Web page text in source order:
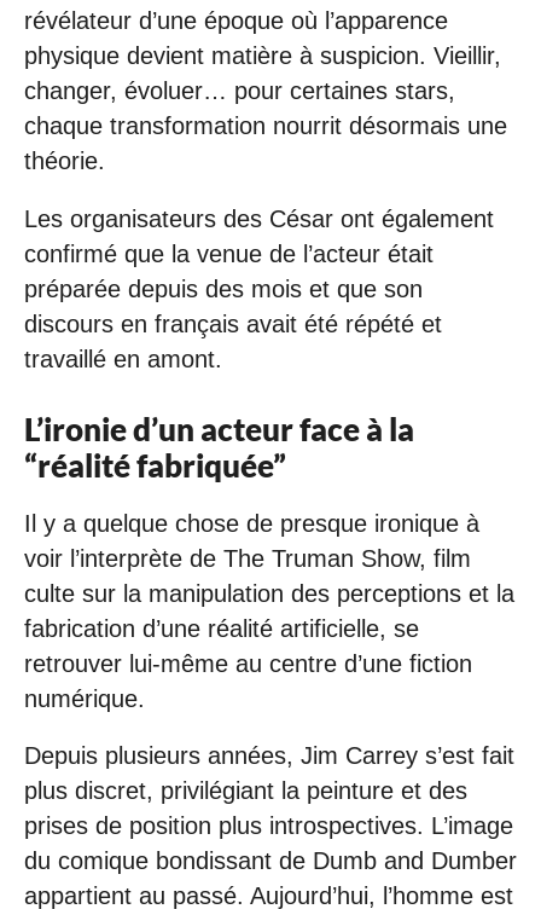
révélateur d’une époque où l’apparence
physique devient matière à suspicion. Vieillir,
changer, évoluer… pour certaines stars,
chaque transformation nourrit désormais une
théorie.
Les organisateurs des César ont également
confirmé que la venue de l’acteur était
préparée depuis des mois et que son
discours en français avait été répété et
travaillé en amont.
L’ironie d’un acteur face à la
“réalité fabriquée”
Il y a quelque chose de presque ironique à
voir l’interprète de The Truman Show, film
culte sur la manipulation des perceptions et la
fabrication d’une réalité artificielle, se
retrouver lui-même au centre d’une fiction
numérique.
Depuis plusieurs années, Jim Carrey s’est fait
plus discret, privilégiant la peinture et des
prises de position plus introspectives. L’image
du comique bondissant de Dumb and Dumber
appartient au passé. Aujourd’hui, l’homme est